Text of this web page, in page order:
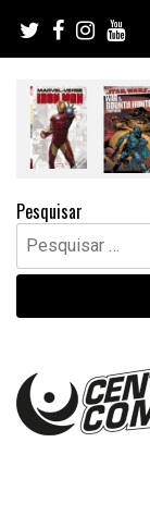
content
Pesquisar
Pesquisar
por: